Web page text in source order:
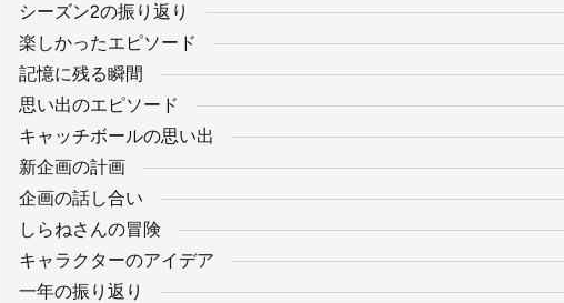
シーズン2の振り返り
楽しかったエピソード
記憶に残る瞬間
思い出のエピソード
キャッチボールの思い出
新企画の計画
企画の話し合い
しらねさんの冒険
キャラクターのアイデア
一年の振り返り